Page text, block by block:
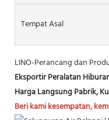
Tempat Asal
LINO-Perancang dan
Eksportir Peralatan
Harga Langsung Pabrik,
Beri kami kesempatan,